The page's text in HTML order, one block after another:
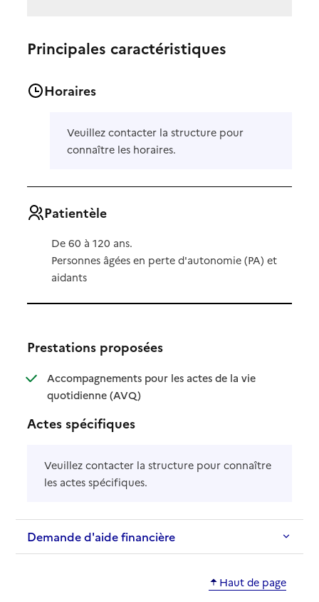
Principales caractéristiques
Horaires
Veuillez contacter la structure pour
connaître les horaires.
Patientèle
De 60 à 120 ans.
Personnes âgées en perte d'autonomie (PA) et
aidants
Prestations proposées
Accompagnements pour les actes de la vie
quotidienne (AVQ): disponible
: non disponible
Actes spécifiques
Veuillez contacter la structure pour connaître
les actes spécifiques.
Demande d'aide financière
Haut de page